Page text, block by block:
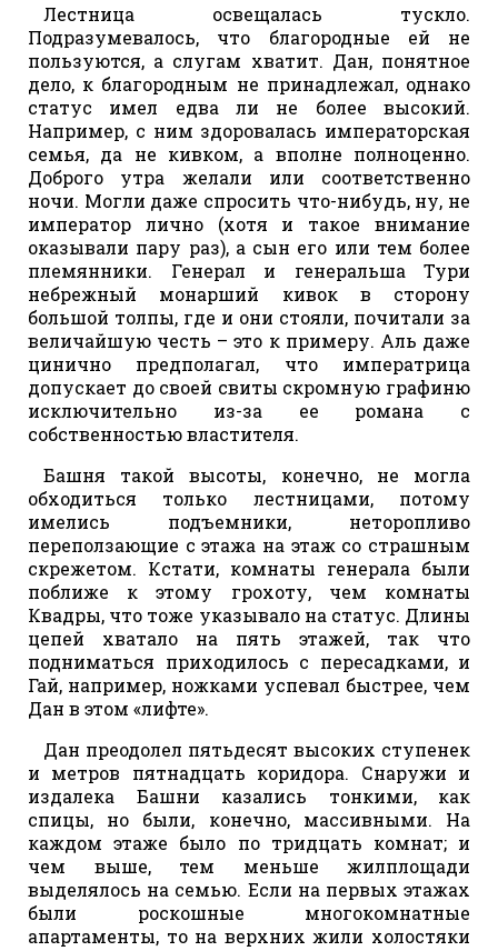
Лестница освещалась тускло.
Подразумевалось, что благородные ей не
пользуются, а слугам хватит. Дан, понятное
дело, к благородным не принадлежал, однако
статус имел едва ли не более высокий.
Например, с ним здоровалась императорская
семья, да не кивком, а вполне полноценно.
Доброго утра желали или соответственно
ночи. Могли даже спросить что-нибудь, ну, не
император лично (хотя и такое внимание
оказывали пару раз), а сын его или тем более
племянники. Генерал и генеральша Тури
небрежный монарший кивок в сторону
большой толпы, где и они стояли, почитали за
величайшую честь – это к примеру. Аль даже
цинично предполагал, что императрица
допускает до своей свиты скромную графиню
исключительно из-за ее романа с
собственностью властителя.
Башня такой высоты, конечно, не могла
обходиться только лестницами, потому
имелись подъемники, неторопливо
переползающие с этажа на этаж со страшным
скрежетом. Кстати, комнаты генерала были
поближе к этому грохоту, чем комнаты
Квадры, что тоже указывало на статус. Длины
цепей хватало на пять этажей, так что
подниматься приходилось с пересадками, и
Гай, например, ножками успевал быстрее, чем
Дан в этом «лифте».
Дан преодолел пятьдесят высоких ступенек
и метров пятнадцать коридора. Снаружи и
издалека Башни казались тонкими, как
спицы, но были, конечно, массивными. На
каждом этаже было по тридцать комнат; и
чем выше, тем меньше жилплощади
выделялось на семью. Если на первых этажах
были роскошные многокомнатные
апартаменты, то на верхних жили холостяки